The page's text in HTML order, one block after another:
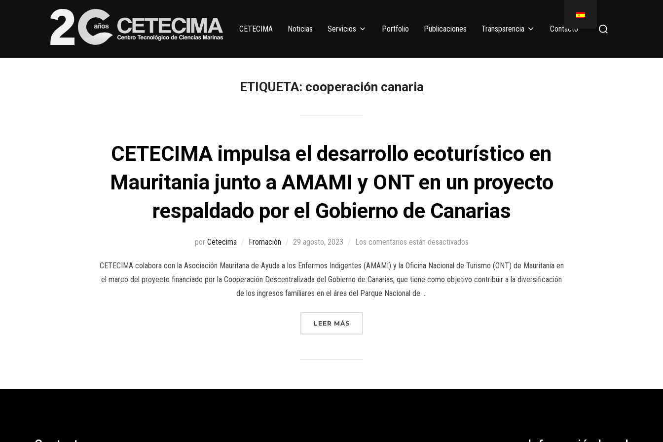
CETECIMA Noticias Servicios Portfolio Publicaciones Transparencia Contacto
ETIQUETA: cooperación canaria
CETECIMA impulsa el desarrollo ecoturístico en
Mauritania junto a AMAMI y ONT en un proyecto
respaldado por el Gobierno de Canarias
por Cetecima Fromación 29 agosto, 2023 Los comentarios están desactivados
CETECIMA colabora con la Asociación Mauritana de Ayuda a los Enfermos Indigentes (AMAMI) y la Oficina Nacional de Turismo (ONT) de Mauritania en
el marco del proyecto financiado por la Cooperación Descentralizada del Gobierno de Canarias, que tiene como objetivo contribuir a la diversificación
de los ingresos familiares en el área del Parque Nacional de …
LEER MÁS